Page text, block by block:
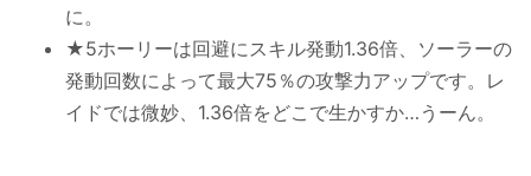
に。
★5ホーリーは回避にスキル発動1.36倍、ソーラーの
発動回数によって最大75％の攻撃力アップです。レ
イドでは微妙、1.36倍をどこで生かすか…うーん。